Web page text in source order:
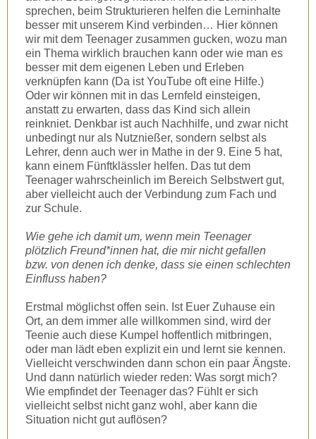
sprechen, beim Strukturieren helfen die Lerninhalte
besser mit unserem Kind verbinden… Hier können
wir mit dem Teenager zusammen gucken, wozu man
ein Thema wirklich brauchen kann oder wie man es
besser mit dem eigenen Leben und Erleben
verknüpfen kann (Da ist YouTube oft eine Hilfe.)
Oder wir können mit in das Lernfeld einsteigen,
anstatt zu erwarten, dass das Kind sich allein
reinkniet. Denkbar ist auch Nachhilfe, und zwar nicht
unbedingt nur als Nutznießer, sondern selbst als
Lehrer, denn auch wer in Mathe in der 9. Eine 5 hat,
kann einem Fünftklässler helfen. Das tut dem
Teenager wahrscheinlich im Bereich Selbstwert gut,
aber vielleicht auch der Verbindung zum Fach und
zur Schule.
Wie gehe ich damit um, wenn mein Teenager
plötzlich Freund*innen hat, die mir nicht gefallen
bzw. von denen ich denke, dass sie einen schlechten
Einfluss haben?
Erstmal möglichst offen sein. Ist Euer Zuhause ein
Ort, an dem immer alle willkommen sind, wird der
Teenie auch diese Kumpel hoffentlich mitbringen,
oder man lädt eben explizit ein und lernt sie kennen.
Vielleicht verschwinden dann schon ein paar Ängste.
Und dann natürlich wieder reden: Was sorgt mich?
Wie empfindet der Teenager das? Fühlt er sich
vielleicht selbst nicht ganz wohl, aber kann die
Situation nicht gut auflösen?